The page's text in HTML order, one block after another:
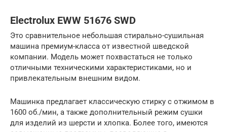
Electrolux EWW 51676 SWD
Это сравнительное небольшая стирально-сушильная
машина премиум-класса от известной шведской
компании. Модель может похвастаться не только
отличными техническими характеристиками, но и
привлекательным внешним видом.
Машинка предлагает классическую стирку с отжимом в
1600 об./мин, а также дополнительный режим сушки
для изделий из шерсти и хлопка. Более того, имеются